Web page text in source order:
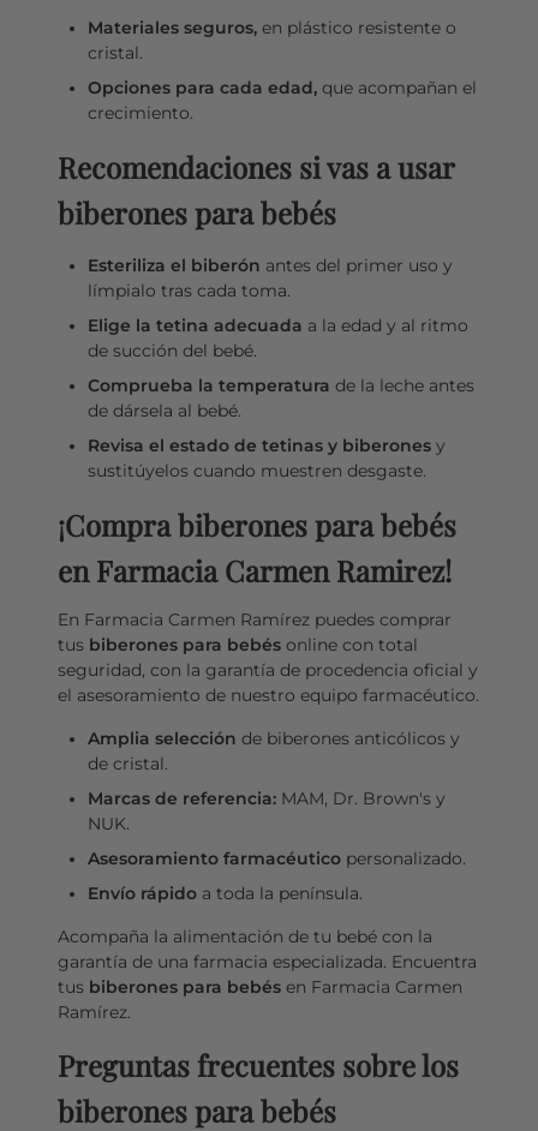
Materiales seguros,en plástico resistente o
cristal.
Opciones para cada edad,que acompañan el
crecimiento.
Recomendaciones si vas a usar
biberones para bebés
Esteriliza el biberón antes del primer uso y
límpialo tras cada toma.
Elige la tetina adecuada a la edad y al ritmo
de succión del bebé.
Comprueba la temperatura de la leche antes
de dársela al bebé.
Revisa el estado de tetinas y biberonesy
sustitúyelos cuando muestren desgaste.
¡Compra biberones para bebés
en Farmacia Carmen Ramirez!
En Farmacia Carmen Ramírez puedes comprar
tus biberones para bebésonline con total
seguridad, con la garantía de procedencia oficial y
el asesoramiento de nuestro equipo farmacéutico.
Amplia selección de biberones anticólicos y
de cristal.
Marcas de referencia:MAM, Dr. Brown's y
NUK.
Asesoramiento farmacéuticopersonalizado.
Envío rápidoa toda la península.
Acompaña la alimentación de tu bebé con la
garantía de una farmacia especializada. Encuentra
tus biberones para bebésen Farmacia Carmen
Ramírez.
Preguntas frecuentes sobre los
biberones para bebés